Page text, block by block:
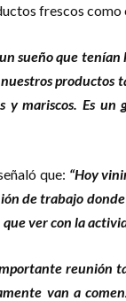
frescos como
un sueño que
productos
mariscos. Es
que: “Hoy
de trabajo
ver con la
reunión
van a